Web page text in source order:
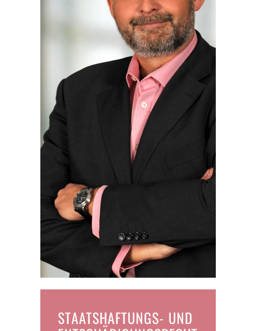
STAATSHAFTUNGS- UND